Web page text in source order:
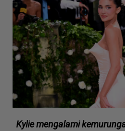
Kylie mengalami